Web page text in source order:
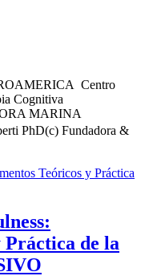
Centro
Cognitiva
MARINA
PhD(c) Fundadora &
Práctica de la